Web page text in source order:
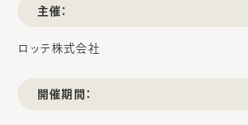
主催：
ロッテ株式会社
開催期間：